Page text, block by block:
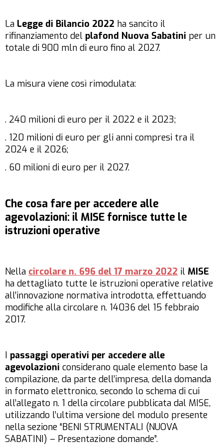
La Legge di Bilancio 2022 ha sancito il
rifinanziamento del plafond Nuova Sabatini per un
totale di 900 mln di euro fino al 2027.
La misura viene così rimodulata:
. 240 milioni di euro per il 2022 e il 2023;
. 120 milioni di euro per gli anni compresi tra il
2024 e il 2026;
. 60 milioni di euro per il 2027.
Che cosa fare per accedere alle
agevolazioni: il MISE fornisce tutte le
istruzioni operative
Nella circolare n. 696 del 17 marzo 2022 il MISE
ha dettagliato tutte le istruzioni operative relative
all’innovazione normativa introdotta, effettuando
modifiche alla circolare n. 14036 del 15 febbraio
2017.
I passaggi operativi per accedere alle
agevolazioni considerano quale elemento base la
compilazione, da parte dell’impresa, della domanda
in formato elettronico, secondo lo schema di cui
all’allegato n. 1 della circolare pubblicata dal MISE,
utilizzando l’ultima versione del modulo presente
nella sezione “BENI STRUMENTALI (NUOVA
SABATINI) – Presentazione domande”.